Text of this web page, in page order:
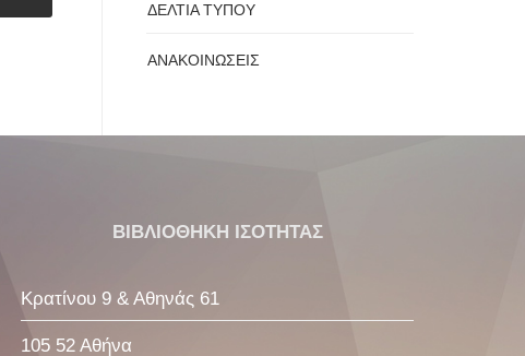
ΔΕΛΤΙΑ ΤΥΠΟΥ
ΑΝΑΚΟΙΝΩΣΕΙΣ
ΒΙΒΛΙΟΘΗΚΗ ΙΣΟΤΗΤΑΣ
Κρατίνου 9 & Αθηνάς 61
105 52 Αθήνα